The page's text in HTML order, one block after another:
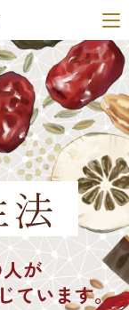
が
ています。